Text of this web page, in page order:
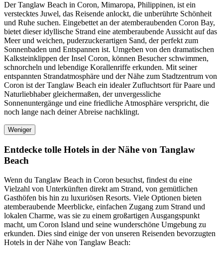
Der Tanglaw Beach in Coron, Mimaropa, Philippinen, ist ein
verstecktes Juwel, das Reisende anlockt, die unberührte Schönheit
und Ruhe suchen. Eingebettet an der atemberaubenden Coron Bay,
bietet dieser idyllische Strand eine atemberaubende Aussicht auf das
Meer und weichen, puderzuckerartigen Sand, der perfekt zum
Sonnenbaden und Entspannen ist. Umgeben von den dramatischen
Kalksteinklippen der Insel Coron, können Besucher schwimmen,
schnorcheln und lebendige Korallenriffe erkunden. Mit seiner
entspannten Strandatmosphäre und der Nähe zum Stadtzentrum von
Coron ist der Tanglaw Beach ein idealer Zufluchtsort für Paare und
Naturliebhaber gleichermaßen, der unvergessliche
Sonnenuntergänge und eine friedliche Atmosphäre verspricht, die
noch lange nach deiner Abreise nachklingt.
Weniger
Entdecke tolle Hotels in der Nähe von Tanglaw
Beach
Wenn du Tanglaw Beach in Coron besuchst, findest du eine
Vielzahl von Unterkünften direkt am Strand, von gemütlichen
Gasthöfen bis hin zu luxuriösen Resorts. Viele Optionen bieten
atemberaubende Meerblicke, einfachen Zugang zum Strand und
lokalen Charme, was sie zu einem großartigen Ausgangspunkt
macht, um Coron Island und seine wunderschöne Umgebung zu
erkunden. Dies sind einige der von unseren Reisenden bevorzugten
Hotels in der Nähe von Tanglaw Beach: